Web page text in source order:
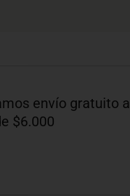
envío gratuito a
$6.000